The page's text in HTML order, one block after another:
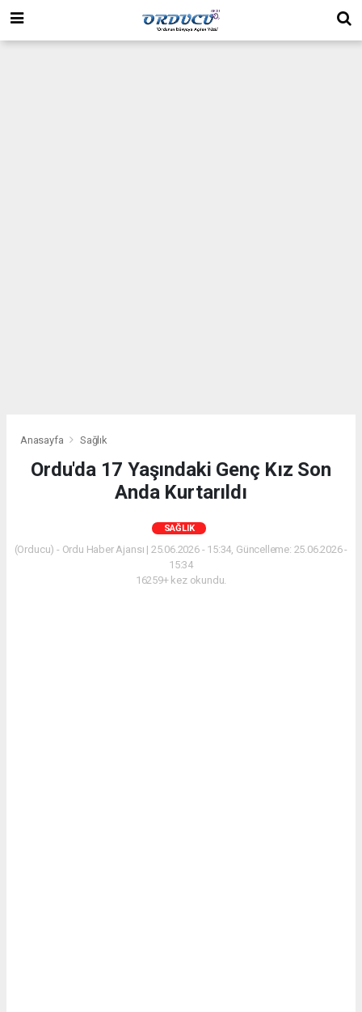
Anasayfa Sağlık
Ordu'da 17 Yaşındaki Genç Kız Son
Anda Kurtarıldı
SAĞLIK
(Orducu) - Ordu Haber Ajansı | 25.06.2026 - 15:34, Güncelleme: 25.06.2026 -
15:34
16259+ kez okundu.